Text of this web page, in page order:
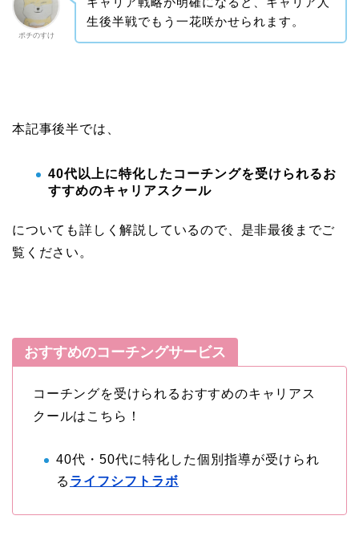
ポチのすけ
生後半戦でもう一花咲かせられます。
本記事後半では、
40代以上に特化したコーチングを受けられるお
すすめのキャリアスクール
についても詳しく解説しているので、是非最後までご
覧ください。
おすすめのコーチングサービス
コーチングを受けられるおすすめのキャリアス
クールはこちら！
40代・50代に特化した個別指導が受けられ
る ライフシフトラボ